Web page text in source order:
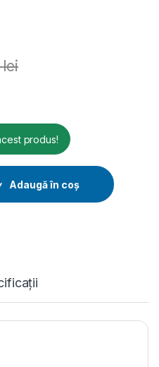
lei
produs!
KSO 790 230 V quantity
Adaugă în coș